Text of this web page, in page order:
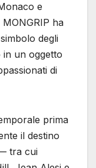
e
ha
degli
in un oggetto
di
prima
il destino
tra cui